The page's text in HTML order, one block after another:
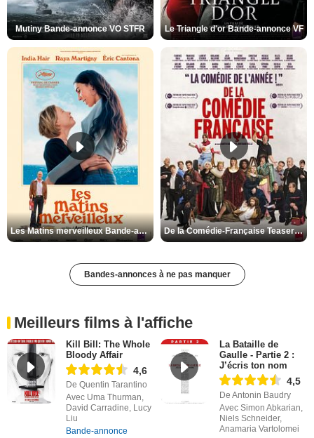
Mutiny Bande-annonce VO STFR Le Triangle d'or Bande-annonce VF
Les Matins merveilleux Bande-annonce VF De la Comédie-Française Teaser VF
Bandes-annonces à ne pas manquer
Meilleurs films à l'affiche
Kill Bill: The Whole
Bloody Affair
4,6
De Quentin Tarantino
Avec Uma Thurman,
David Carradine, Lucy
Liu
Bande-annonce
La Bataille de
Gaulle - Partie 2 :
J’écris ton nom
4,5
De Antonin Baudry
Avec Simon Abkarian,
Niels Schneider,
Anamaria Vartolomei